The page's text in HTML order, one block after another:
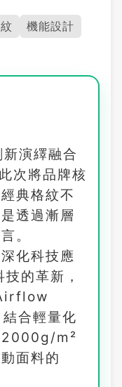
機能設計
演繹融合
次將品牌核
典格紋不
透過漸層
。
化科技應
的革新，
合輕量化
2000g/m²
面料的